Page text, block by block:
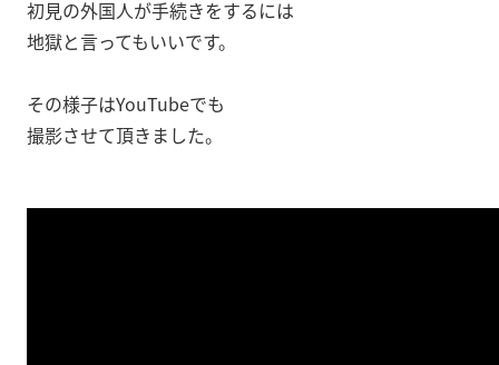
初見の外国人が手続きをするには
地獄と言ってもいいです。
その様子はYouTubeでも
撮影させて頂きました。